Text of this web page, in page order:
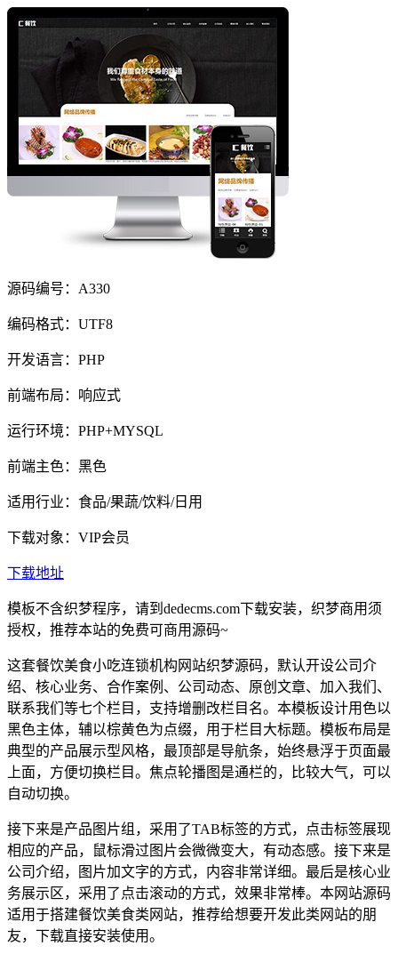
源码编号：A330
编码格式：UTF8
开发语言：PHP
前端布局：响应式
运行环境：PHP+MYSQL
前端主色：黑色
适用行业：食品/果蔬/饮料/日用
下载对象：VIP会员
下载地址
模板不含织梦程序，请到dedecms.com下载安装，织梦商用须
授权，推荐本站的免费可商用源码~
这套餐饮美食小吃连锁机构网站织梦源码，默认开设公司介
绍、核心业务、合作案例、公司动态、原创文章、加入我们、
联系我们等七个栏目，支持增删改栏目名。本模板设计用色以
黑色主体，辅以棕黄色为点缀，用于栏目大标题。模板布局是
典型的产品展示型风格，最顶部是导航条，始终悬浮于页面最
上面，方便切换栏目。焦点轮播图是通栏的，比较大气，可以
自动切换。
接下来是产品图片组，采用了TAB标签的方式，点击标签展现
相应的产品，鼠标滑过图片会微微变大，有动态感。接下来是
公司介绍，图片加文字的方式，内容非常详细。最后是核心业
务展示区，采用了点击滚动的方式，效果非常棒。本网站源码
适用于搭建餐饮美食类网站，推荐给想要开发此类网站的朋
友，下载直接安装使用。